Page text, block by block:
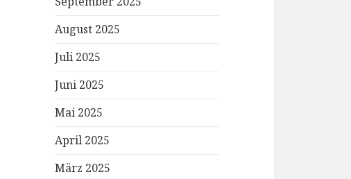
August 2025
Juli 2025
Juni 2025
Mai 2025
April 2025
März 2025